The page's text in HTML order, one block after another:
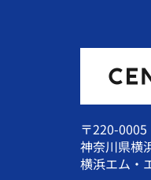
〒220-0005
神奈川県横
横浜エム・